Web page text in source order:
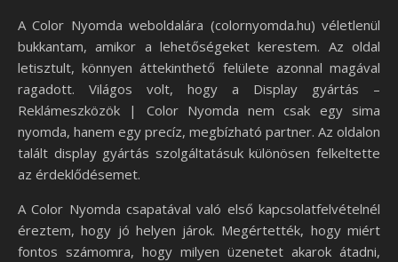
A Color Nyomda weboldalára (colornyomda.hu) véletlenül
bukkantam, amikor a lehetőségeket kerestem. Az oldal
letisztult, könnyen áttekinthető felülete azonnal magával
ragadott. Világos volt, hogy a Display gyártás –
Reklámeszközök | Color Nyomda nem csak egy sima
nyomda, hanem egy precíz, megbízható partner. Az oldalon
talált display gyártás szolgáltatásuk különösen felkeltette
az érdeklődésemet.
A Color Nyomda csapatával való első kapcsolatfelvételnél
éreztem, hogy jó helyen járok. Megértették, hogy miért
fontos számomra, hogy milyen üzenetet akarok átadni,